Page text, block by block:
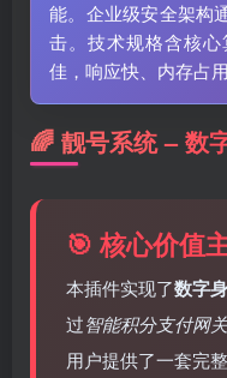
能。企业级安全架构
击。技术规格含核
佳，响应快、内存占用
🌈 靓号系统 – 数
🎯 核心价值
本插件实现了数字
过智能积分支付网关
用户提供了一套完